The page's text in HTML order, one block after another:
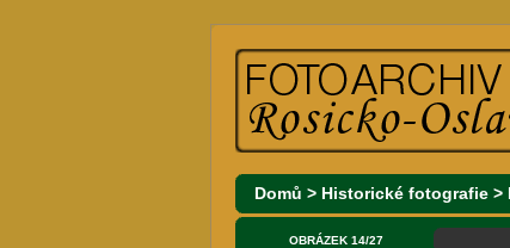
Domů > Historické fotografie >
OBRÁZEK 14/27